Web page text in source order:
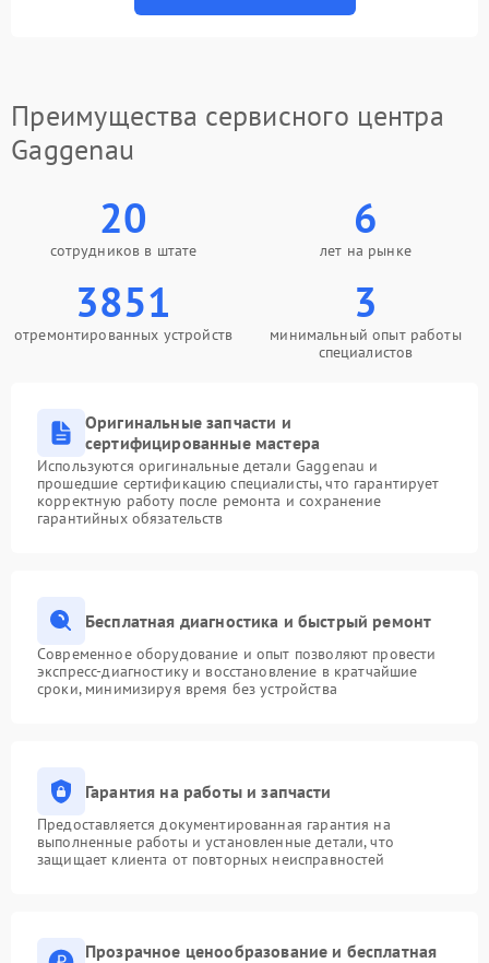
Преимущества сервисного центра
Gaggenau
20
сотрудников в штате
6
лет на рынке
3851
отремонтированных устройств
3
минимальный опыт работы
специалистов
Оригинальные запчасти и
сертифицированные мастера
Используются оригинальные детали Gaggenau и
прошедшие сертификацию специалисты, что гарантирует
корректную работу после ремонта и сохранение
гарантийных обязательств
Бесплатная диагностика и быстрый ремонт
Современное оборудование и опыт позволяют провести
экспресс-диагностику и восстановление в кратчайшие
сроки, минимизируя время без устройства
Гарантия на работы и запчасти
Предоставляется документированная гарантия на
выполненные работы и установленные детали, что
защищает клиента от повторных неисправностей
Прозрачное ценообразование и бесплатная